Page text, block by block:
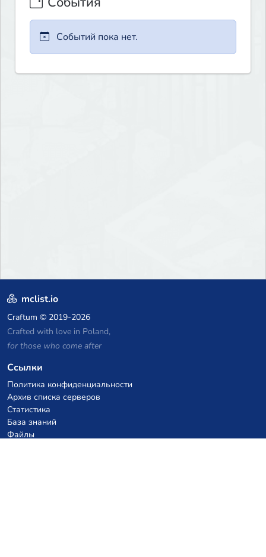
Событий пока нет.
mclist.io
Craftum © 2019-2026
Crafted with love in Poland,
for those who come after
Ссылки
Политика конфиденциальности
Архив списка серверов
Статистика
База знаний
Файлы